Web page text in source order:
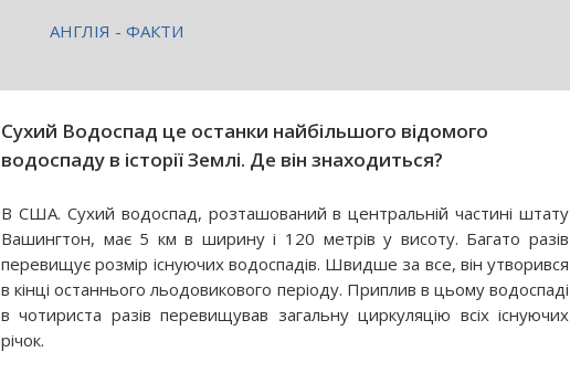
АНГЛІЯ - ФАКТИ
Сухий Водоспад це останки найбільшого відомого
водоспаду в історії Землі. Де він знаходиться?
В США. Сухий водоспад, розташований в центральній частині штату
Вашингтон, має 5 км в ширину і 120 метрів у висоту. Багато разів
перевищує розмір існуючих водоспадів. Швидше за все, він утворився
в кінці останнього льодовикового періоду. Приплив в цьому водоспаді
в чотириста разів перевищував загальну циркуляцію всіх існуючих
річок.